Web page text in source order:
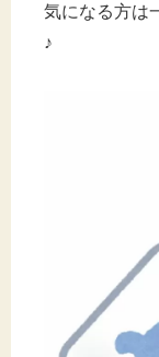
気になる方は
♪